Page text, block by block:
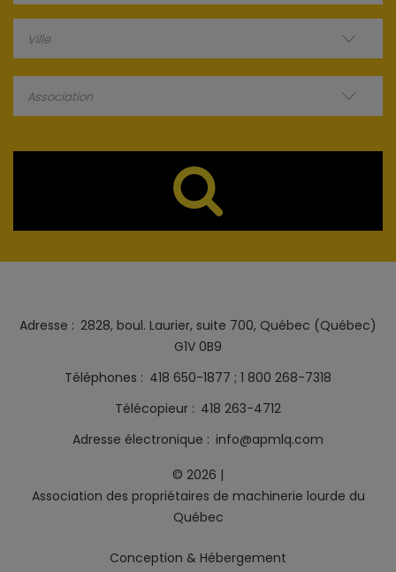
Ville
Association
Adresse
2828, boul. Laurier, suite 700, Québec (Québec)
G1V 0B9
Téléphones
418 650-1877 1 800 268-7318
Télécopieur
418 263-4712
Adresse électronique
info@apmlq.com
© 2026 |
Association des propriétaires de machinerie lourde du
Québec
Conception & Hébergement